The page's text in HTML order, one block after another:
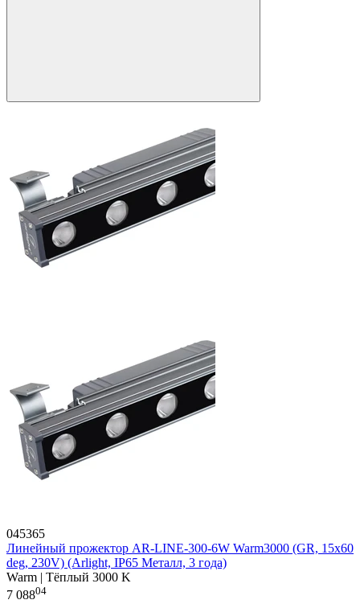
045365
Линейный прожектор AR-LINE-300-6W Warm3000 (GR, 15x60
deg, 230V) (Arlight, IP65 Металл, 3 года)
Warm | Тёплый 3000 K
7 08804